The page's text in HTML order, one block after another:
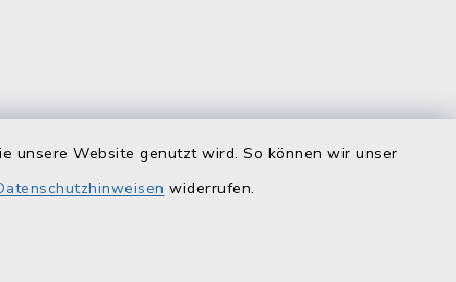
unsere Website genutzt wird. So können wir unser
widerrufen.
Quicklinks